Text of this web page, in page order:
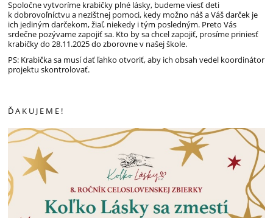
Spoločne vytvoríme krabičky plné lásky, budeme viesť deti
k dobrovoľníctvu a nezištnej pomoci, kedy možno náš a Váš darček je
ich jediným darčekom, žiaľ, niekedy i tým posledným. Preto Vás
srdečne pozývame zapojiť sa. Kto by sa chcel zapojiť, prosíme priniesť
krabičky do 28.11.2025 do zborovne v našej škole.
PS: Krabička sa musí dať ľahko otvoriť, aby ich obsah vedel koordinátor
projektu skontrolovať.
Ď A K U J E M E !